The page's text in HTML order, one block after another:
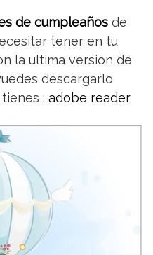
de cumpleaños de
tener en tu
la ultima version de
descargarlo
: adobe reader